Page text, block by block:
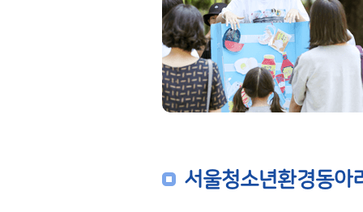
서울청소년환경동아